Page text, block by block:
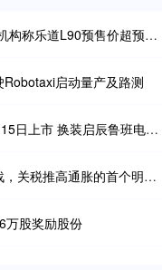
购买27.99万起，电池租用方式购买19.39万起
启动量产及路测
上市 换装启辰鲁班电池2.0
高通胀的首个明确信号来了？
万股奖励股份